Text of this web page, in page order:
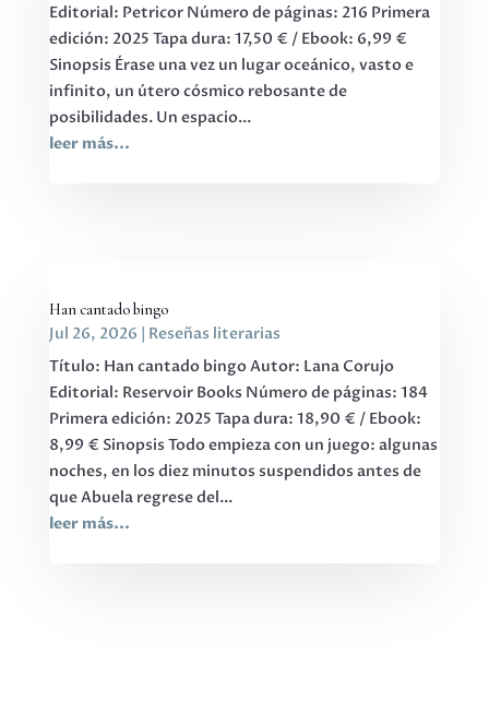
Editorial: Petricor Número de páginas: 216 Primera
edición: 2025 Tapa dura: 17,50 € / Ebook: 6,99 €
Sinopsis Érase una vez un lugar oceánico, vasto e
infinito, un útero cósmico rebosante de
posibilidades. Un espacio...
leer más...
Han cantado bingo
Jul 26, 2026
Reseñas literarias
Título: Han cantado bingo Autor: Lana Corujo
Editorial: Reservoir Books Número de páginas: 184
Primera edición: 2025 Tapa dura: 18,90 € / Ebook:
8,99 € Sinopsis Todo empieza con un juego: algunas
noches, en los diez minutos suspendidos antes de
que Abuela regrese del...
leer más...